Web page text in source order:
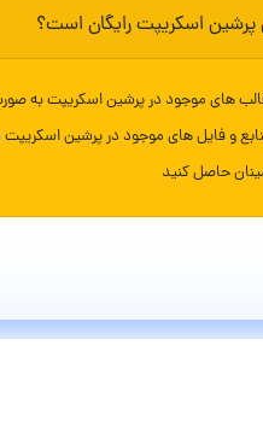
پرشین اسکریپت رایگان است؟
های موجود در پرشین اسکریپت به
و فایل های موجود در پرشین
حاصل کنید